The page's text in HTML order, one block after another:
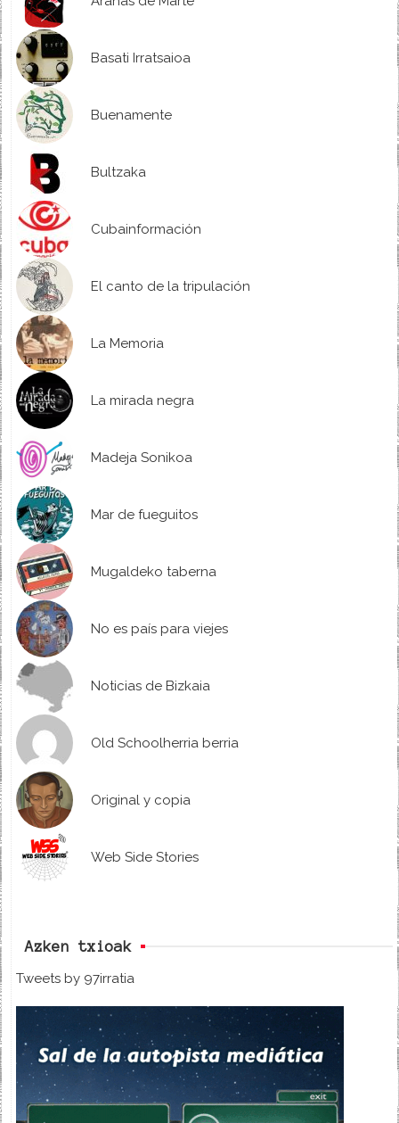
Basati Irratsaioa
Buenamente
Bultzaka
Cubainformación
El canto de la tripulación
La Memoria
La mirada negra
Madeja Sonikoa
Mar de fueguitos
Mugaldeko taberna
No es país para viejes
Noticias de Bizkaia
Old Schoolherria berria
Original y copia
Web Side Stories
Azken txioak
Tweets by 97irratia